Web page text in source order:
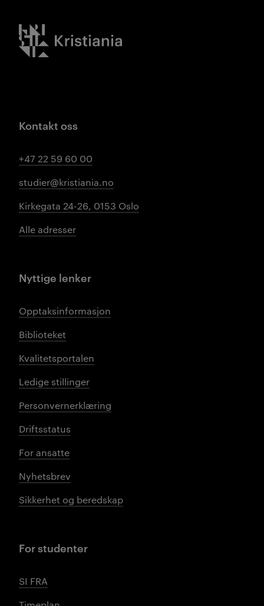
Kristiania logo
Kontakt oss
+47 22 59 60 00
studier@kristiania.no
Kirkegata 24-26, 0153 Oslo
Alle adresser
Nyttige lenker
Opptaksinformasjon
Biblioteket
Kvalitetsportalen
Ledige stillinger
Personvernerklæring
Driftsstatus
For ansatte
Nyhetsbrev
Sikkerhet og beredskap
For studenter
SI FRA